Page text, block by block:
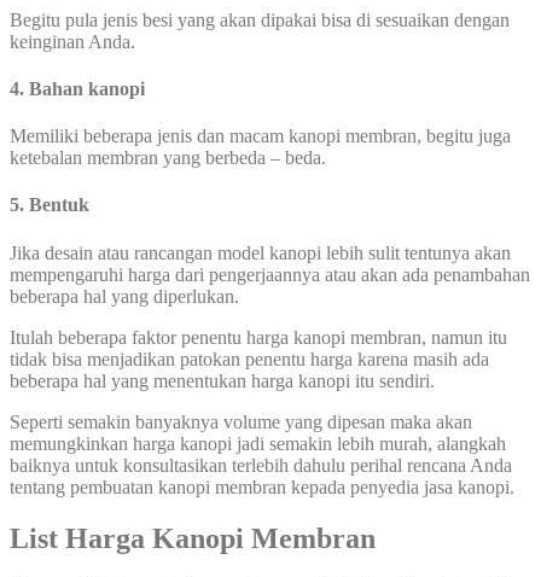
Begitu pula jenis besi yang akan dipakai bisa di sesuaikan dengan
keinginan Anda.
4. Bahan kanopi
Memiliki beberapa jenis dan macam kanopi membran, begitu juga
ketebalan membran yang berbeda – beda.
5. Bentuk
Jika desain atau rancangan model kanopi lebih sulit tentunya akan
mempengaruhi harga dari pengerjaannya atau akan ada penambahan
beberapa hal yang diperlukan.
Itulah beberapa faktor penentu harga kanopi membran, namun itu
tidak bisa menjadikan patokan penentu harga karena masih ada
beberapa hal yang menentukan harga kanopi itu sendiri.
Seperti semakin banyaknya volume yang dipesan maka akan
memungkinkan harga kanopi jadi semakin lebih murah, alangkah
baiknya untuk konsultasikan terlebih dahulu perihal rencana Anda
tentang pembuatan kanopi membran kepada penyedia jasa kanopi.
List Harga Kanopi Membran